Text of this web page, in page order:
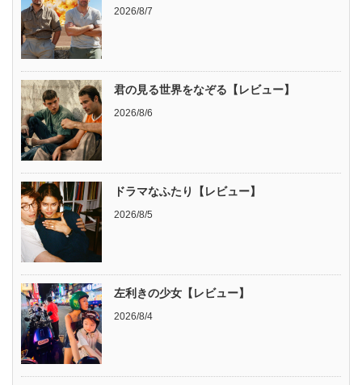
2026/8/7
君の見る世界をなぞる【レビュー】
2026/8/6
ドラマなふたり【レビュー】
2026/8/5
左利きの少女【レビュー】
2026/8/4